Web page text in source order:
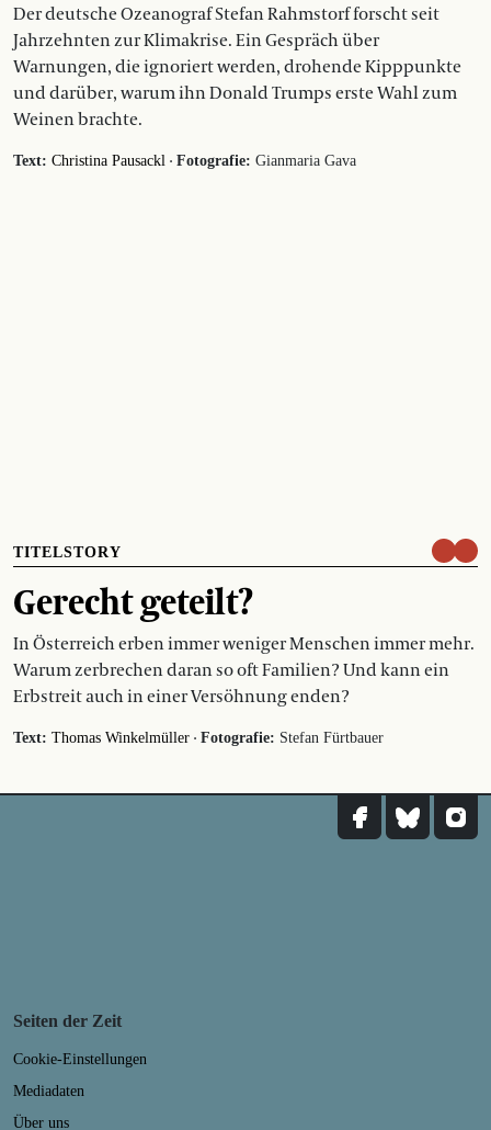
Der deutsche Ozeanograf Stefan Rahmstorf forscht seit
Jahrzehnten zur Klimakrise. Ein Gespräch über
Warnungen, die ignoriert werden, drohende Kipppunkte
und darüber, warum ihn Donald Trumps erste Wahl zum
Weinen brachte.
Text: Christina Pausackl · Fotografie: Gianmaria Gava
TITELSTORY
Gerecht geteilt?
In Österreich erben immer weniger Menschen immer mehr.
Warum zerbrechen daran so oft Familien? Und kann ein
Erbstreit auch in einer Versöhnung enden?
Text: Thomas Winkelmüller · Fotografie: Stefan Fürtbauer
Seiten der Zeit
Cookie-Einstellungen
Mediadaten
Über uns